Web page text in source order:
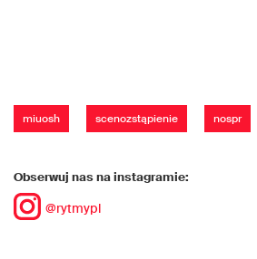
miuosh scenozstąpienie nospr
Obserwuj nas na instagramie:
@rytmypl